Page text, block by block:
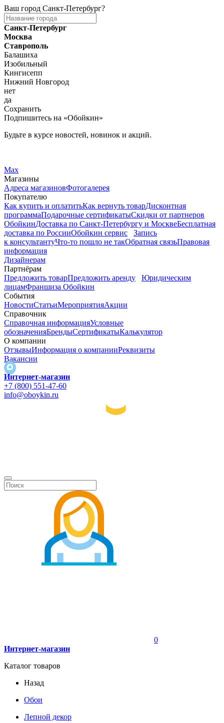
Ваш город Санкт-Петербург?
Санкт-Петербург
Москва
Ставрополь
Балашиха
Изобильный
Кингисепп
Нижний Новгород
нет
да
Сохранить
Подпишитесь на «Обойкин»
Будьте в курсе новостей, новинок и акций.
Max
Магазины
Адреса магазиновФотогалерея
Покупателю
Как купить и оплатитьКак вернуть товарДисконтная
программаПодарочные сертификатыСкидки от партнеров
ОбойкинДоставка по Санкт-Петербургу и МосквеБесплатная
доставка по РоссииОбойкин сервис
Запись
к консультантуЧто-то пошло не такОбратная связьПравовая
информация
Дизайнерам
Партнёрам
Предложить товарПредложить аренду
Юридическим
лицамФраншиза Обойкин
События
НовостиСтатьиМероприятияАкции
Справочник
Справочная информацияУсловные
обозначенияБрендыСертификатыКалькулятор
О компании
ОтзывыИнформация о компанииРеквизиты
Вакансии
Интернет-магазин
+7 (800) 551-47-60
info@oboykin.ru
0
Интернет-магазин
Каталог товаров
Назад
Обои
Лепной декор